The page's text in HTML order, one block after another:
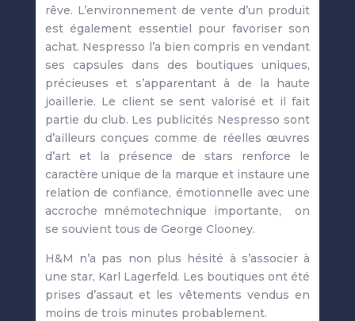
rêve. L’environnement de vente d’un produit
est également essentiel pour favoriser son
achat. Nespresso l’a bien compris en vendant
ses capsules dans des boutiques uniques,
précieuses et s’apparentant à de la haute
joaillerie. Le client se sent valorisé et il fait
partie du club. Les publicités Nespresso sont
d’ailleurs conçues comme de réelles œuvres
d’art et la présence de stars renforce le
caractère unique de la marque et instaure une
relation de confiance, émotionnelle avec une
accroche mnémotechnique importante, on
se souvient tous de George Clooney.
H&M n’a pas non plus hésité à s’associer à
une star, Karl Lagerfeld. Les boutiques ont été
prises d’assaut et les vêtements vendus en
moins de trois minutes probablement.